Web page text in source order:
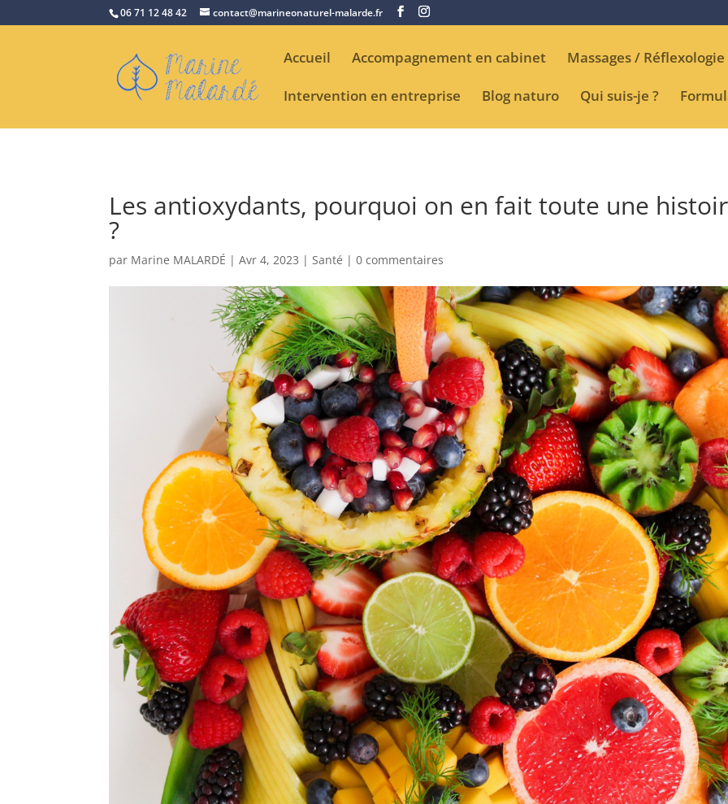
Retrouvez Marine Malardé sur Resalib : annuaire, référencement et prise de rendez-vous pour les Naturopathes
06 71 12 48 42 contact@marineonaturel-malarde.fr
Accueil Accompagnement en cabinet Massages / Réflexologie
Intervention en entreprise Blog naturo Qui suis-je ?
Les antioxydants, pourquoi on en fait toute une
?
par Marine MALARDÉ |Avr 4, 2023 |Santé |0 commentaires